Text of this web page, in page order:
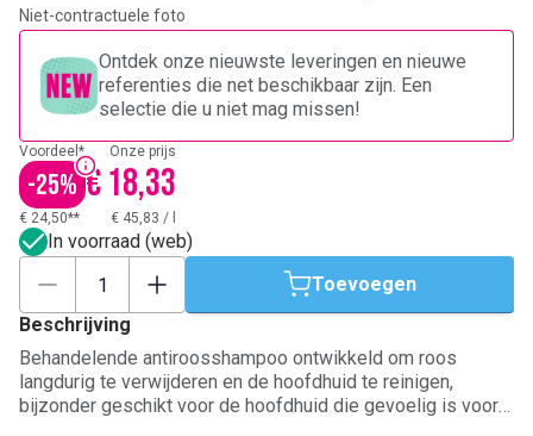
Niet-contractuele foto
Ontdek onze nieuwste leveringen en nieuwe
referenties die net beschikbaar zijn. Een
selectie die u niet mag missen!
Voordeel*
-25%
Onze prijs
€ 18,33
€ 24,50** € 45,83 /
In voorraad (web)
Toevoegen
Beschrijving
Behandelende antiroosshampoo ontwikkeld om roos
langdurig te verwijderen en de hoofdhuid te reinigen,
bijzonder geschikt voor de hoofdhuid die gevoelig is voor